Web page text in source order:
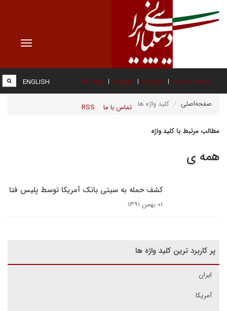
Toggle
صفحه نخست درباره ما عضویت پیوند ها
تماس با ما RSS
ENGLISH
صفحه‌اصلی کلید واژه ها
مطالب مرتبط با کلید واژه
همه ی
کشف حمله به سیتی بانک آمریکا توسط پلیس فتا
۰۱ بهمن ۱۳۹۱
پر کاربرد ترین کلید واژه ها
ایران
آمریکا